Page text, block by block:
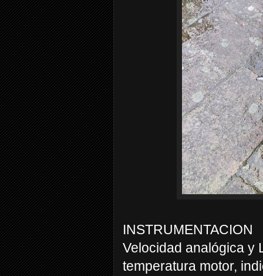
INSTRUMENTACION
Velocidad analógica y
temperatura motor,